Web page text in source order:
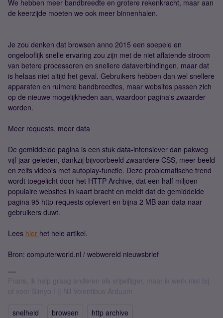
We hebben meer bandbreedte en grotere rekenkracht, maar aan
de keerzijde moeten we ook meer binnenhalen.
Je zou denken dat browsen anno 2015 een soepele en
ongelooflijk snelle ervaring zou zijn met de niet aflatende stroom
van betere processoren en snellere dataverbindingen, maar dat
is helaas niet altijd het geval. Gebruikers hebben dan wel snellere
apparaten en ruimere bandbreedtes, maar websites passen zich
op de nieuwe mogelijkheden aan, waardoor pagina's zwaarder
worden.
Meer requests, meer data
De gemiddelde pagina is een stuk data-intensiever dan pakweg
vijf jaar geleden, dankzij bijvoorbeeld zwaardere CSS, meer beeld
en zelfs video's met autoplay-functie. Deze problematische trend
wordt toegelicht door het HTTP Archive, dat een half miljoen
populaire websites in kaart bracht en meldt dat de gemiddelde
pagina 95 http-requests oplevert en bijna 2 MB aan data naar
gebruikers duwt.
Lees hier het hele artikel.
Bron: computerworld.nl / webwereld nieuwsbrief
Frans, ik help graag anderen als vrijwilliger, maar ik werk niet bij
of voor Simyo ! || Nil Volentibus Arduum
snelheid browsen http archive